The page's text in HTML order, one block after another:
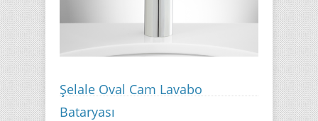
Şelale Oval Cam Lavabo
Bataryası